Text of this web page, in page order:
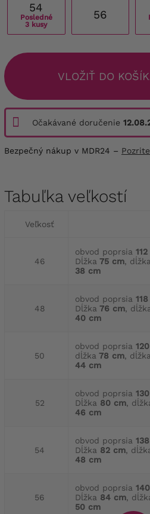
54
Posledné
3 kusy
56
VLOŽIŤ DO
Očakávané doručenie
Bezpečný nákup v MDR24 –
Tabuľka veľkostí
Veľkosť
46
obvod poprsia
Dĺžka 75 cm,
38 cm
48
obvod poprsia
Dĺžka 76 cm,
40 cm
50
obvod poprsia
dĺžka 78 cm,
44 cm
52
obvod poprsia
Dĺžka 80 cm,
46 cm
54
obvod poprsia
Dĺžka 82 cm,
48 cm
56
obvod poprsia
Dĺžka 84 cm,
50 cm